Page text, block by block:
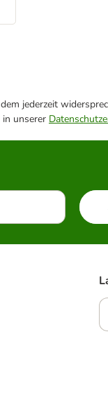
jederzeit
unserer